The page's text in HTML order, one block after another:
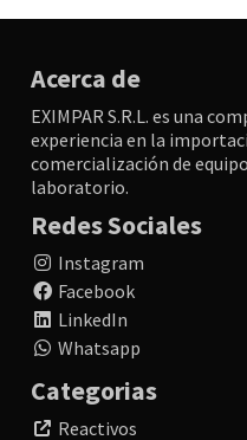
Acerca de
EXIMPAR S.R.L. es una
experiencia en la
comercialización de
laboratorio.
Redes Sociales
Instagram
Facebook
LinkedIn
Whatsapp
Categorias
Reactivos